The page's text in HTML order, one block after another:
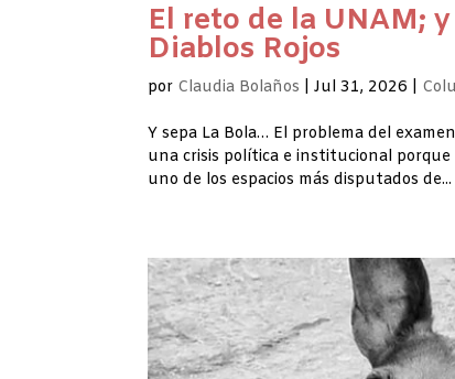
El reto de la UNAM;
Diablos Rojos
por Claudia Bolaños |Jul 31, 2026
Y sepa La Bola… El problema del
una crisis política e institucional
uno de los espacios más disputados de...